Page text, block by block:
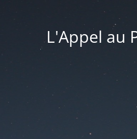
L'Appel au